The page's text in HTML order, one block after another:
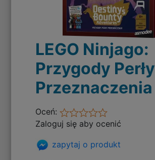
LEGO Ninjago:
Przygody Perły
Przeznaczenia
Oceń:
Zaloguj się aby ocenić
zapytaj o produkt